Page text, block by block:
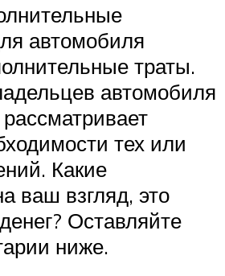
автомобиля
траты.
автомобиля
тех или
Какие
ваш взгляд, это
Оставляйте
ниже.